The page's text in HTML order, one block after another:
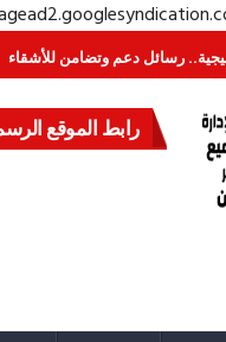
دعم وتضامن للأشقاء
رابط الموقع